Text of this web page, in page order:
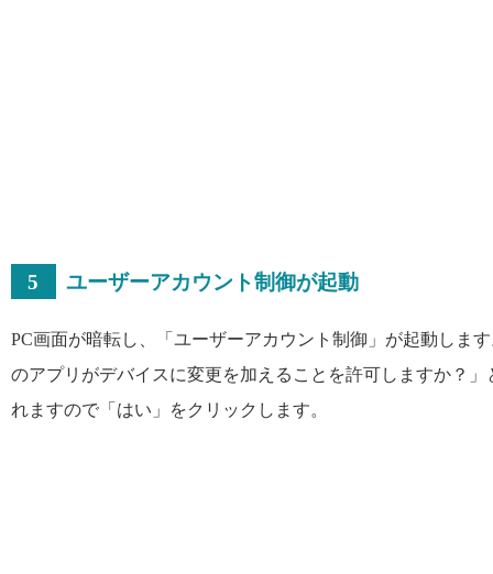
5 ユーザーアカウント制御が起動
PC画面が暗転し、「ユーザーアカウント制御」が起動しま
のアプリがデバイスに変更を加えることを許可しますか？」
れますので「はい」をクリックします。